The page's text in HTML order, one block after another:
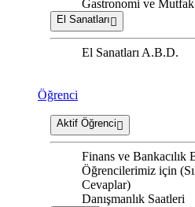
Gastronomi ve
El Sanatları
El Sanatları A.B.D.
Öğrenci
Aktif Öğrenci
Finans ve Bankacılık
Öğrencilerimiz için
Cevaplar)
Danışmanlık Saatleri